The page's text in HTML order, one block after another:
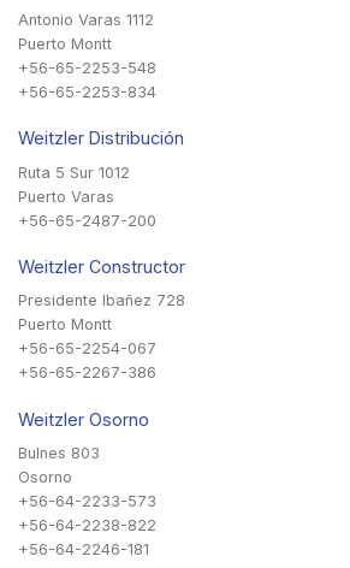
Antonio Varas 1112
Puerto Montt
+56-65-2253-548
+56-65-2253-834
Weitzler Distribución
Ruta 5 Sur 1012
Puerto Varas
+56-65-2487-200
Weitzler Constructor
Presidente Ibañez 728
Puerto Montt
+56-65-2254-067
+56-65-2267-386
Weitzler Osorno
Bulnes 803
Osorno
+56-64-2233-573
+56-64-2238-822
+56-64-2246-181